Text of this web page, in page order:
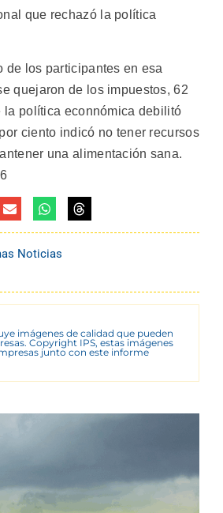
que rechazó la política
de los participantes en esa
quejaron de los impuestos, 62
la política econnómica debilitó
ciento indicó no tener recursos
una alimentación sana.
Noticias
imágenes de calidad que pueden
Copyright IPS, estas imágenes
junto con este informe